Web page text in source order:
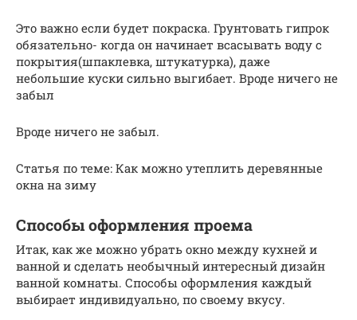
Это важно если будет покраска. Грунтовать гипрок
обязательно- когда он начинает всасывать воду с
покрытия(шпаклевка, штукатурка), даже
небольшие куски сильно выгибает. Вроде ничего не
забыл
Вроде ничего не забыл.
Статья по теме: Как можно утеплить деревянные
окна на зиму
Способы оформления проема
Итак, как же можно убрать окно между кухней и
ванной и сделать необычный интересный дизайн
ванной комнаты. Способы оформления каждый
выбирает индивидуально, по своему вкусу.